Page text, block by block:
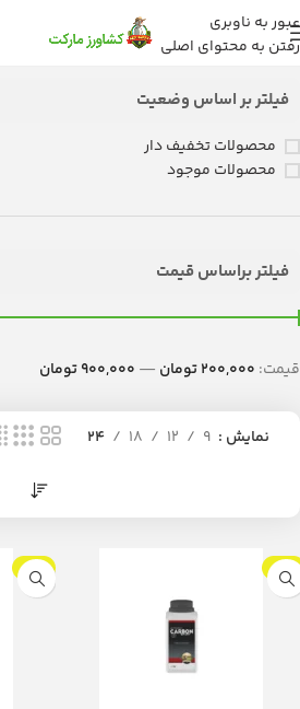
عبور به ناوبری
رفتن به محتوای اصلی
فیلتر بر اساس وضعیت
محصولات تخفیف دار
محصولات موجود
فیلتر براساس قیمت
قیمت: 200,000 تومان — 900,000 تومان
نمایش 9
12
18
24
-5%
-9%